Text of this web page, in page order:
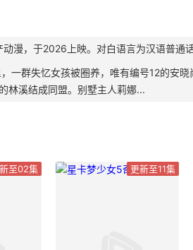
漫，于2026上映。对白语言为汉语普通
一群失忆女孩被圈养，唯有编号12的安
林溪结成同盟。别墅主人莉娜...
至02集 更新至11集